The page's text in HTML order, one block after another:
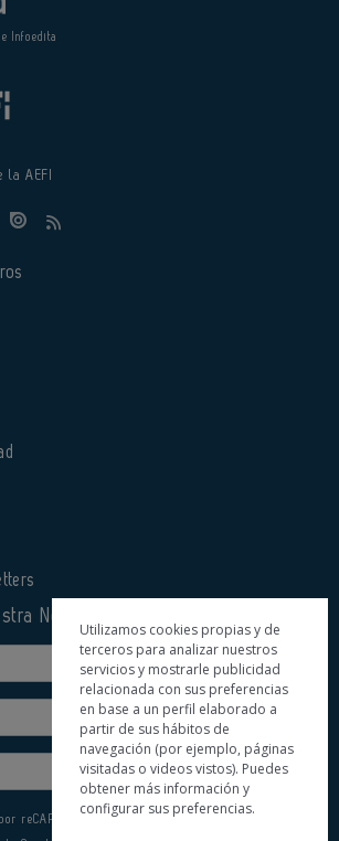
Infoedita
la AEFI
Newsletter
reCAPTCHA y se aplican la
Utilizamos cookies propias y de
terceros para analizar nuestros
servicios y mostrarle publicidad
relacionada con sus preferencias
en base a un perfil elaborado a
partir de sus hábitos de
navegación (por ejemplo, páginas
visitadas o videos vistos). Puedes
obtener más información y
configurar sus preferencias.